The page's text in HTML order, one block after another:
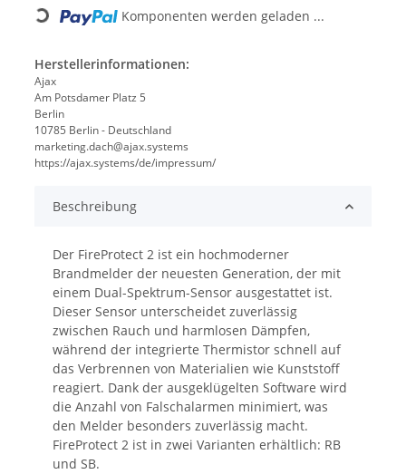
Loading... Komponenten werden geladen ...
Herstellerinformationen:
Ajax
Am Potsdamer Platz 5
Berlin
10785 Berlin - Deutschland
marketing.dach@ajax.systems
https://ajax.systems/de/impressum/
Beschreibung
Der FireProtect 2 ist ein hochmoderner
Brandmelder der neuesten Generation, der mit
einem Dual-Spektrum-Sensor ausgestattet ist.
Dieser Sensor unterscheidet zuverlässig
zwischen Rauch und harmlosen Dämpfen,
während der integrierte Thermistor schnell auf
das Verbrennen von Materialien wie Kunststoff
reagiert. Dank der ausgeklügelten Software wird
die Anzahl von Falschalarmen minimiert, was
den Melder besonders zuverlässig macht.
FireProtect 2 ist in zwei Varianten erhältlich: RB
und SB.